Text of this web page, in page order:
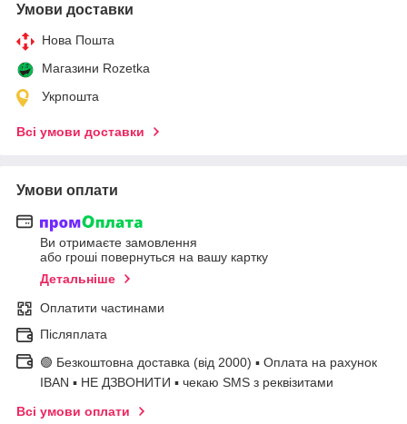
Умови доставки
Нова Пошта
Магазини Rozetka
Укрпошта
Всі умови доставки
Умови оплати
Ви отримаєте замовлення
або гроші повернуться на вашу картку
Детальніше
Оплатити частинами
Післяплата
🟢 Безкоштовна доставка (від 2000) ▪ Оплата на рахунок
IBAN ▪ НЕ ДЗВОНИТИ ▪ чекаю SMS з реквізитами
Всі умови оплати